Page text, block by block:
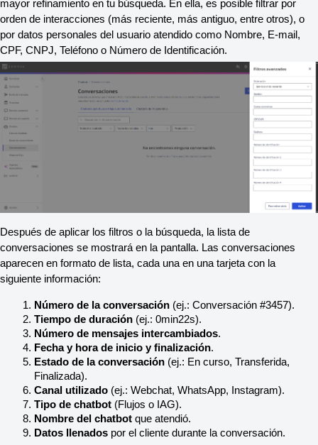
mayor refinamiento en tu búsqueda. En ella, es posible filtrar por
orden de interacciones (más reciente, más antiguo, entre otros), o
por datos personales del usuario atendido como Nombre, E-mail,
CPF, CNPJ, Teléfono o Número de Identificación.
Después de aplicar los filtros o la búsqueda, la lista de
conversaciones se mostrará en la pantalla. Las conversaciones
aparecen en formato de lista, cada una en una tarjeta con la
siguiente información:
Número de la conversación (ej.: Conversación #3457).
Tiempo de duración (ej.: 0min22s).
Número de mensajes intercambiados.
Fecha y hora de inicio y finalización.
Estado de la conversación (ej.: En curso, Transferida,
Finalizada).
Canal utilizado (ej.: Webchat, WhatsApp, Instagram).
Tipo de chatbot (Flujos o IAG).
Nombre del chatbot que atendió.
Datos llenados por el cliente durante la conversación.